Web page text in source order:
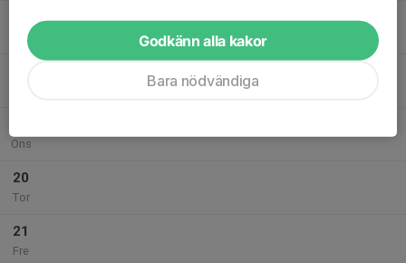
Mån
Ons
20
Tor
21
Fre
Godkänn alla kakor
Bara nödvändiga